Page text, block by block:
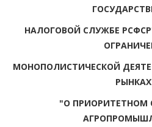
НАЛОГОВОЙ СЛУЖБЕ
МОНОПОЛИСТИЧЕСКОЙ
"О ПРИОРИТЕТНОМ